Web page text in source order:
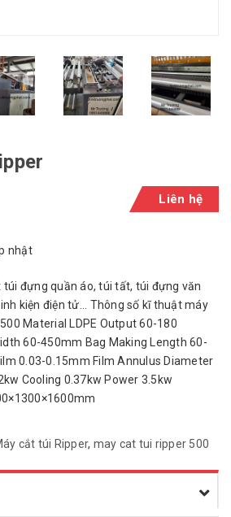
Liên hệ
nhật
túi đựng quần áo, túi tất, túi đựng văn
kiện điện tử... Thông số kĩ thuật máy
Material LDPE Output 60-180
60-450mm Bag Making Length 60-
0.03-0.15mm Film Annulus Diameter
Cooling 0.37kw Power 3.5kw
cắt túi Ripper, may cat tui ripper 500